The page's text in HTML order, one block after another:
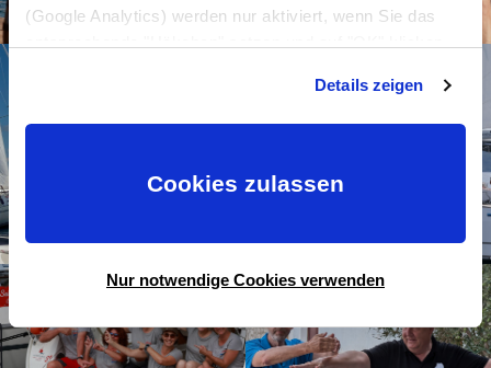
(Google Analytics) werden nur aktiviert, wenn Sie das
Einwilligungserklärung zu widerrufen) erfahren Sie in
unsererDatenschutzerklärung—Impressum.
Details zeigen
Cookies zulassen
Nur notwendige Cookies verwenden